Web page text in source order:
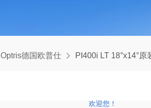
欢迎您！
Optris德国欧普仕 PI400i LT 18°x14°原装Optris欧普士高精度工